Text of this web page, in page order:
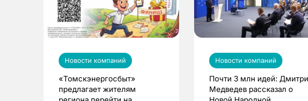
Новости компаний
«Томскэнергосбыт»
предлагает жителям
Новости компаний
Почти 3 млн идей:
Медведев рассказал о